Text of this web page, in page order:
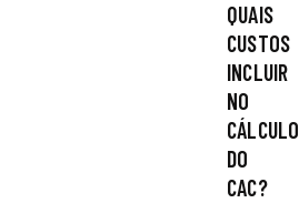
QUAIS
CUSTOS
INCLUIR
NO
CÁLCULO
DO
CAC?